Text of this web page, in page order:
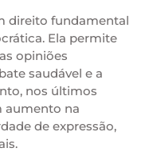
direito fundamental
Ela permite
opiniões
saudável e a
nos últimos
aumento na
de expressão,